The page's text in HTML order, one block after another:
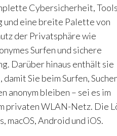
Cybersicherheit,
eine breite Palette von
der Privatsphäre wie
Surfen und sichere
Darüber hinaus enthält sie
Sie beim Surfen,
anonym bleiben – sei es im
privaten WLAN-Netz. Die
macOS, Android und iOS.